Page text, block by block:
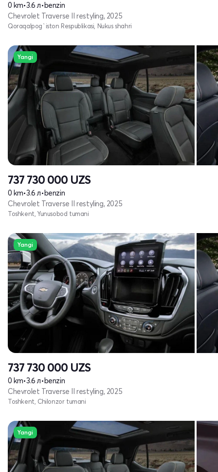
0 km•3.6 л•benzin
Chevrolet Traverse II restyling, 2025
Qoraqalpog`iston Respublikasi, Nukus shahri
Yangi
737 730 000 UZS
0 km•3.6 л•benzin
Chevrolet Traverse II restyling, 2025
Toshkent, Yunusobod tumani
Yangi
737 730 000 UZS
0 km•3.6 л•benzin
Chevrolet Traverse II restyling, 2025
Toshkent, Chilonzor tumani
Yangi